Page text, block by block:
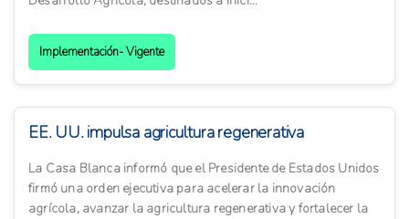
Implementación- Vigente
EE. UU. impulsa agricultura regenerativa
La Casa Blanca informó que el Presidente de Estados Unidos
firmó una orden ejecutiva para acelerar la innovación
agrícola, avanzar la agricultura regenerativa y fortalecer la